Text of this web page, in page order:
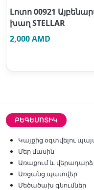
Լոտո 00921
խաղ STELLAR
2,000 AMD
ԲԵԳԵՄՈՏԻԿ
Կայքից օգտվելու
Մեր մասին
Առաքում և վերադարձ
Առցանց պատվեր
Մեծածախ գնումներ